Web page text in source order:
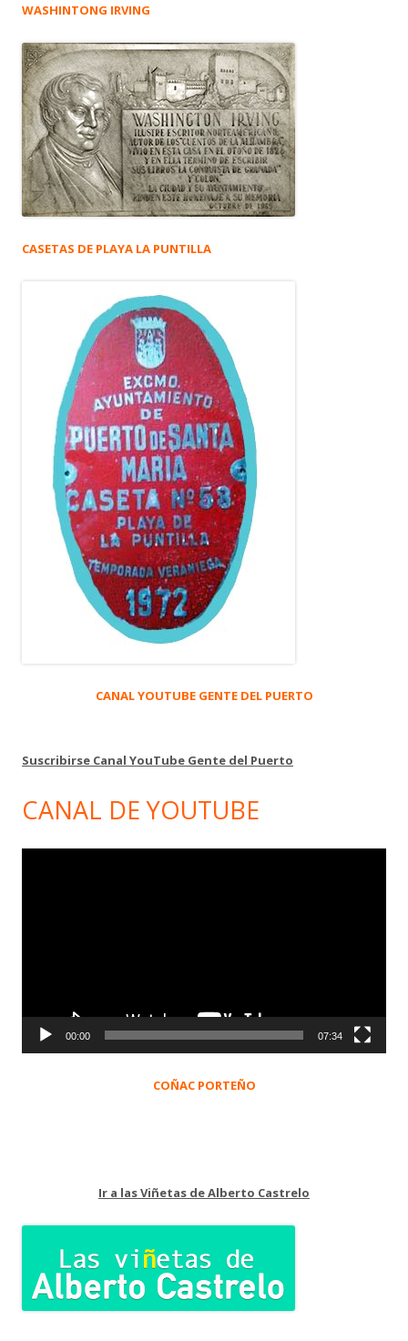
WASHINTONG IRVING
CASETAS DE PLAYA LA PUNTILLA
CANAL YOUTUBE GENTE DEL PUERTO
Suscribirse Canal YouTube Gente del Puerto
CANAL DE YOUTUBE
00:00 07:34
COÑAC PORTEÑO
Ir a las Viñetas de Alberto Castrelo